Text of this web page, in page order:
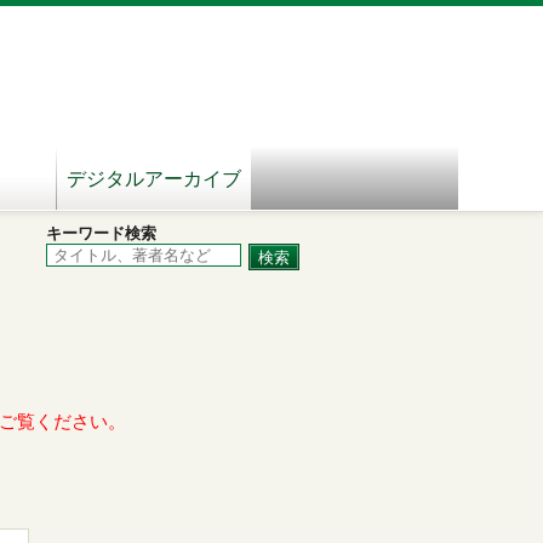
デジタルアーカイブ
キーワード検索
覧ください。